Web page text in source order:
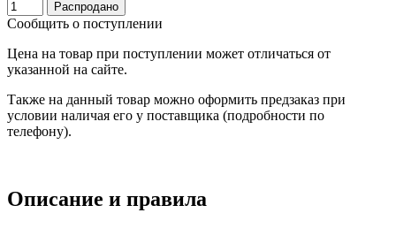
Распродано
Сообщить о поступлении
Цена на товар при поступлении может отличаться от
указанной на сайте.
Также на данный товар можно оформить предзаказ при
условии наличая его у поставщика (подробности по
телефону).
Описание и правила